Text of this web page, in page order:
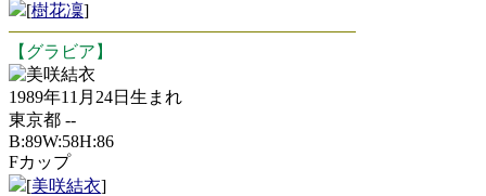
[樹花凜]
【グラビア】
美咲結衣
1989年11月24日生まれ
東京都 --
B:89W:58H:86
Fカップ
[美咲結衣]